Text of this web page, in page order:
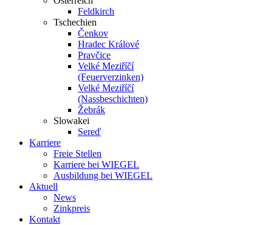
Feldkirch
Tschechien
Čenkov
Hradec Králové
Pravčice
Velké Meziříčí
(Feuerverzinken)
Velké Meziříčí
(Nassbeschichten)
Žebrák
Slowakei
Sereď
Karriere
Freie Stellen
Karriere bei WIEGEL
Ausbildung bei WIEGEL
Aktuell
News
Zinkpreis
Kontakt